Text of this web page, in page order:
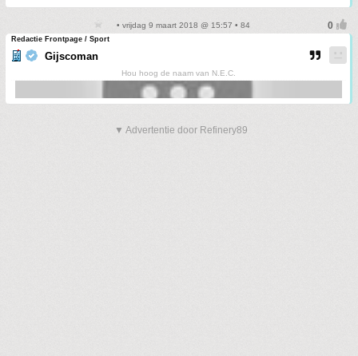
• vrijdag 9 maart 2018 @ 15:57 • 84
Redactie Frontpage / Sport
Gijscoman
Hou hoog de naam van N.E.C.
▼ Advertentie door Refinery89